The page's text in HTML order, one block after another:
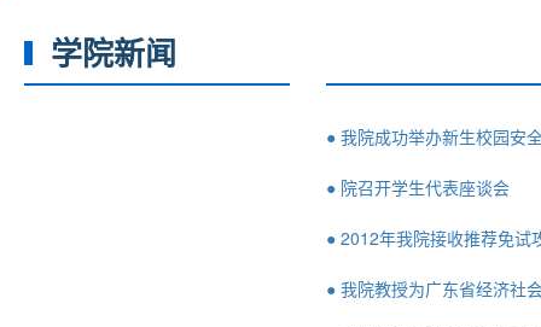
学院新闻
● 我院成功举办新生校园安
● 院召开学生代表座谈会
● 2012年我院接收推荐免试
● 我院教授为广东省经济社